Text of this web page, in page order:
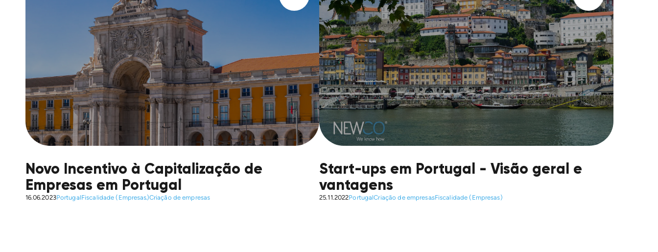
Novo Incentivo à Capitalização de
Empresas em Portugal
16.06.2023PortugalFiscalidade (Empresas)Criação de empresas
Start-ups em Portugal - Visão geral e
vantagens
25.11.2022PortugalCriação de empresasFiscalidade (Empresas)